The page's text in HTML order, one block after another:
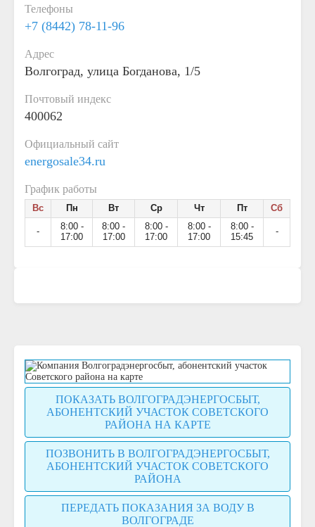
Телефоны
+7 (8442) 78-11-96
Адрес
Волгоград, улица Богданова, 1/5
Почтовый индекс
400062
Официальный сайт
energosale34.ru
График работы
Вс Пн Вт Ср Чт Пт Сб
-
8:00 -
17:00
8:00 -
17:00
8:00 -
17:00
8:00 -
17:00
8:00 -
15:45
-
ПОКАЗАТЬ ВОЛГОГРАДЭНЕРГОСБЫТ,
АБОНЕНТСКИЙ УЧАСТОК СОВЕТСКОГО
РАЙОНА НА КАРТЕ
ПОЗВОНИТЬ В ВОЛГОГРАДЭНЕРГОСБЫТ,
АБОНЕНТСКИЙ УЧАСТОК СОВЕТСКОГО
РАЙОНА
ПЕРЕДАТЬ ПОКАЗАНИЯ ЗА ВОДУ В
ВОЛГОГРАДЕ